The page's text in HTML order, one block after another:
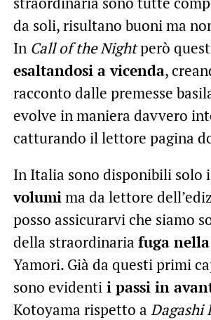
da soli, risultano buoni ma
In Call of the Nightperò
esaltandosi a vicenda,
racconto dalle premesse
evolve in maniera davvero
catturando il lettore pagina
In Italia sono disponibili solo
volumima da lettore
posso assicurarvi che siamo
della straordinaria fuga
Yamori. Già da questi primi
sono evidentii passi in
Kotoyama rispetto a Dagashi